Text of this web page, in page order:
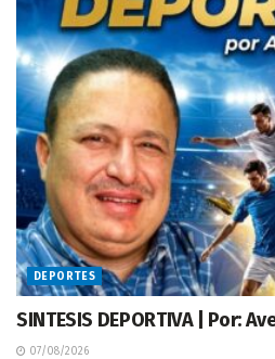
DEPORTES
SINTESIS DEPORTIVA | Por:
07/08/2026